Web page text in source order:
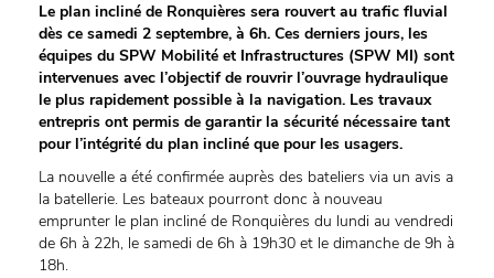
Le plan incliné de Ronquières sera rouvert au trafic fluvial
dès ce samedi 2 septembre, à 6h. Ces derniers jours, les
équipes du SPW Mobilité et Infrastructures (SPW MI) sont
intervenues avec l’objectif de rouvrir l’ouvrage hydraulique
le plus rapidement possible à la navigation. Les travaux
entrepris ont permis de garantir la sécurité nécessaire tant
pour l’intégrité du plan incliné que pour les usagers.
La nouvelle a été confirmée auprès des bateliers via un avis a
la batellerie. Les bateaux pourront donc à nouveau
emprunter le plan incliné de Ronquières du lundi au vendredi
de 6h à 22h, le samedi de 6h à 19h30 et le dimanche de 9h à
18h.